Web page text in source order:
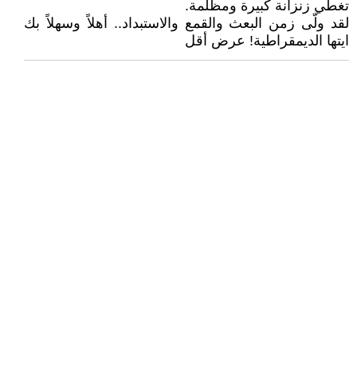
تغطي زنزانة كبيرة ومظلمة.
لقد ولّى زمن البعث والقمع والاستبداد.. أهلاً وسهلاً بك
ايتها الديمقراطية! عرض أقل